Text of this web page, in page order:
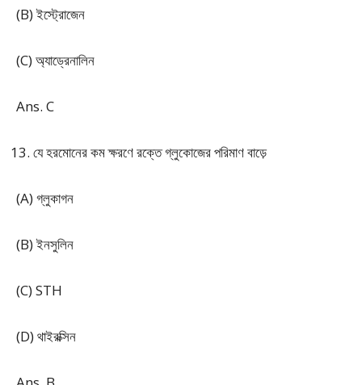
(B) ইস্ট্রোজেন
(C) অ্যাড্রেনালিন
Ans. C
যে হরমোনের কম ক্ষরণে রক্তে গ্লুকোজের পরিমাণ বাড়ে
(A) গ্লুকাগন
(B) ইনসুলিন
(C) STH
(D) থাইরক্সিন